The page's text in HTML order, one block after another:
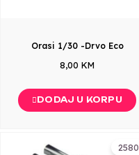
Orasi 1/30 -Drvo Eco
8,00 KM
DODAJ U KORPU
2580